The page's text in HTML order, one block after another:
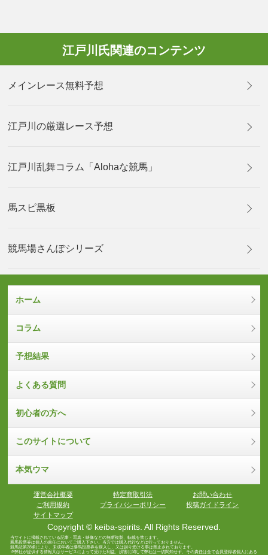
江戸川氏関連のコンテンツ
メインレース無料予想
江戸川の厳選レース予想
江戸川乱舞コラム「Alohaな競馬」
馬スピ黒板
競馬場さんぽシリーズ
ホーム
コラム
予想結果
よくある質問
初心者の方へ
このサイトについて
本気ウマ
運営会社概要 特定商取引法
お問い合わせ
ご利用規約
プライバシーポリシー
投稿ガイドライン
サイトマップ
Copyright © keiba-spirits. All Rights Reserved.
当サイトに掲載されている記事・写真・映像などの無断複製、転載を禁じます。
勝馬投票券は個人の責任においてご購入下さい。当方では購入代行などは行っておりません。
競馬法第28条により、未成年者は勝馬投票券を購入し、又は譲り受ける事は禁止されております。
※弊社が提供する情報又はサービスによって受けた利益、損害に関して弊社は一切関知せず、その責任は全て会員登録者個人にある